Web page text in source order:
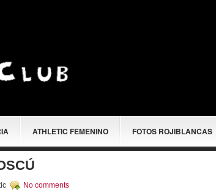
ATHLETIC FEMENINO FOTOS ROJIBLANCAS
No comments